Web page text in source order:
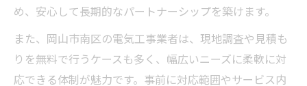
め、安心して長期的なパートナーシップを築けます。
また、岡山市南区の電気工事業者は、現地調査や見積も
りを無料で行うケースも多く、幅広いニーズに柔軟に対
応できる体制が魅力です。事前に対応範囲やサービス内